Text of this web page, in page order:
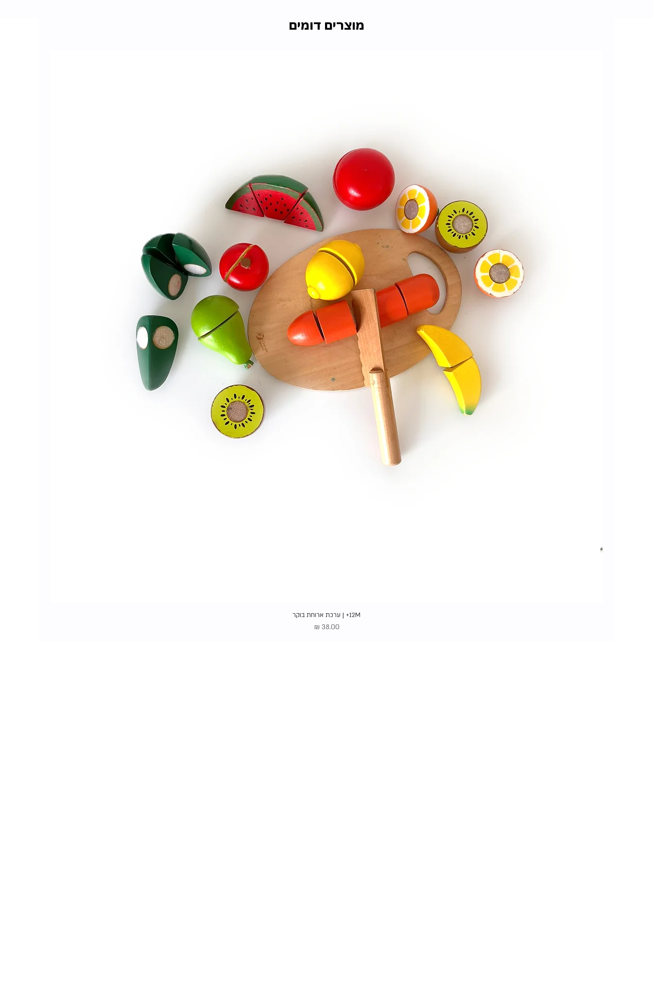
מוצרים דומים
תצוגה מהירה 12M+ | ערכת ארוחת בוקר
מחיר